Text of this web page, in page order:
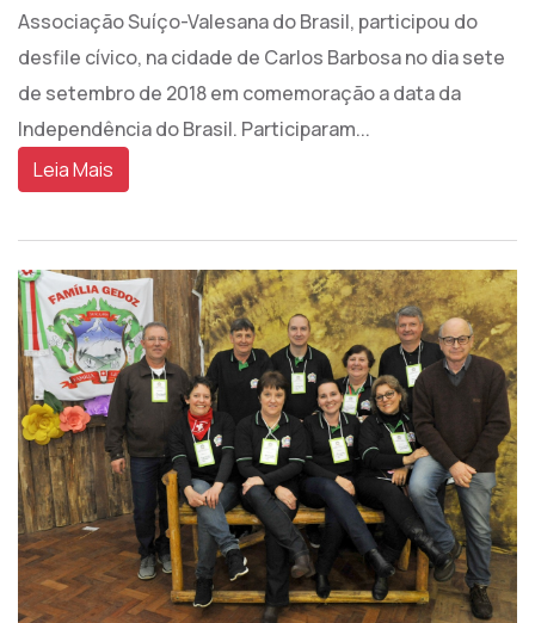
Associação Suíço-Valesana do Brasil, participou do
desfile cívico, na cidade de Carlos Barbosa no dia sete
de setembro de 2018 em comemoração a data da
Independência do Brasil. Participaram...
Leia Mais